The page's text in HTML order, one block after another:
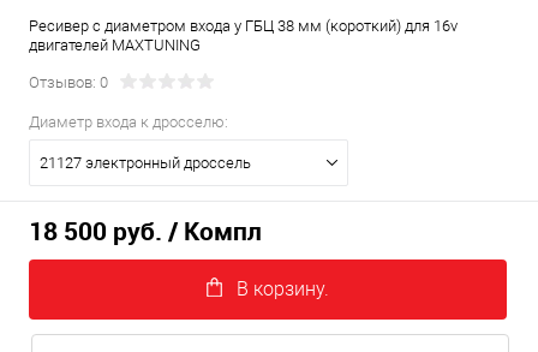
Ресивер с диаметром входа у ГБЦ 38 мм (короткий) для 16v
двигателей MAXTUNING
Отзывов: 0
Диаметр входа к дросселю:
21127 электронный дроссель
18 500 руб. / Компл
В корзину.